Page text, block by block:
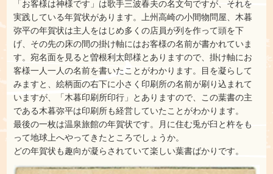
「お客様は神様です」は歌手三波春夫の名文句ですが、それを
実践している年賀状があります。上州高崎の小間物問屋、木暮
弥平の年賀状は主人をはじめ多くの店員が列を作って頭を下
げ、その先の床の間の掛け軸にはお客様の名前が書かれていま
す。宛名面を見ると曽根利太郎様とありますので、掛け軸にお
客様一人一人の名前を書いたことがわかります。目を凝らして
みますと、絵柄面の右下に小さく印刷所の名前が刷り込まれて
いますが、「木暮印刷所印行」とありますので、この葉書の主
である木暮弥平は印刷所も経営していたことがわかります。
最後の一枚は温泉旅館の年賀状です。月に住む兎が臼と杵をも
って地球上へやってきたところでしょうか。
どの年賀状も趣向が凝らされていて楽しい葉書ばかりです。